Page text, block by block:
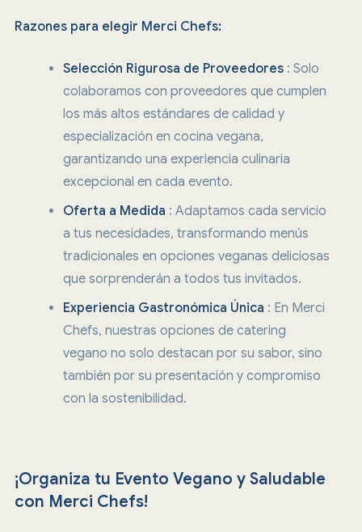
Razones para elegir Merci Chefs:
Selección Rigurosa de Proveedores : Solo
colaboramos con proveedores que cumplen
los más altos estándares de calidad y
especialización en cocina vegana,
garantizando una experiencia culinaria
excepcional en cada evento.
Oferta a Medida : Adaptamos cada servicio
a tus necesidades, transformando menús
tradicionales en opciones veganas deliciosas
que sorprenderán a todos tus invitados.
Experiencia Gastronómica Única : En Merci
Chefs, nuestras opciones de catering
vegano no solo destacan por su sabor, sino
también por su presentación y compromiso
con la sostenibilidad.
¡Organiza tu Evento Vegano y Saludable
con Merci Chefs!